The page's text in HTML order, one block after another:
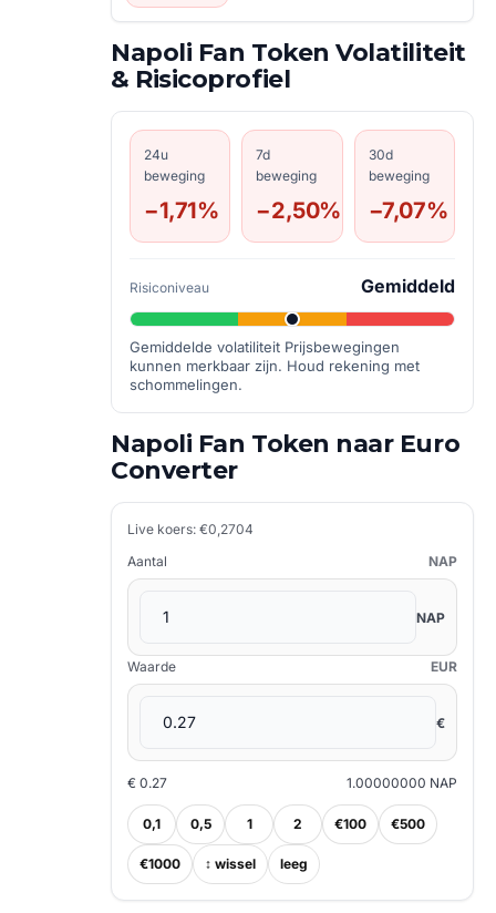
Napoli Fan Token Volatiliteit
& Risicoprofiel
24u
beweging
−1,71%
7d
beweging
−2,50%
30d
beweging
−7,07%
Risiconiveau Gemiddeld
Gemiddelde volatiliteit Prijsbewegingen
kunnen merkbaar zijn. Houd rekening met
schommelingen.
Napoli Fan Token naar Euro
Converter
Live koers: €0,2704
Aantal
NAP
NAP
Waarde EUR
€
€ 0.27 1.00000000 NAP
0,1 0,5 1 2 €100 €500
€1000 ↕ wissel leeg